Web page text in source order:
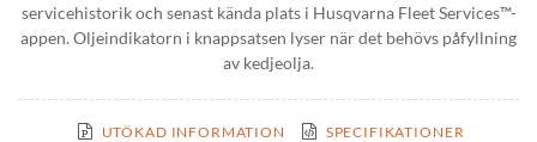
servicehistorik och senast kända plats i Husqvarna Fleet Services™-
appen. Oljeindikatorn i knappsatsen lyser när det behövs påfyllning
av kedjeolja.
UTÖKAD INFORMATION SPECIFIKATIONER